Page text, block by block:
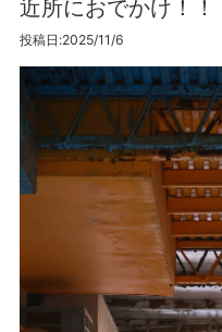
近所におでかけ！！
投稿日:2025/11/6